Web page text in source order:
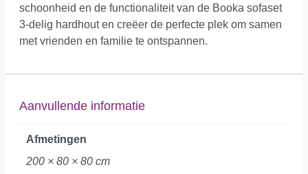
schoonheid en de functionaliteit van de Booka sofaset
3-delig hardhout en creëer de perfecte plek om samen
met vrienden en familie te ontspannen.
Aanvullende informatie
Afmetingen
200 × 80 × 80 cm